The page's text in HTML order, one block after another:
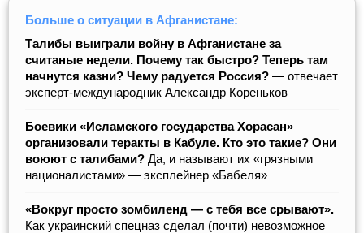
Больше о ситуации в Афганистане:
Талибы выиграли войну в Афганистане за
считаные недели. Почему так быстро? Теперь там
начнутся казни? Чему радуется Россия? — отвечает
эксперт-международник Александр Кореньков
Боевики «Исламского государства Хорасан»
организовали теракты в Кабуле. Кто это такие? Они
воюют с талибами? Да, и называют их «грязными
националистами» — эксплейнер «Бабеля»
«Вокруг просто зомбиленд — с тебя все срывают».
Как украинский спецназ сделал (почти) невозможное